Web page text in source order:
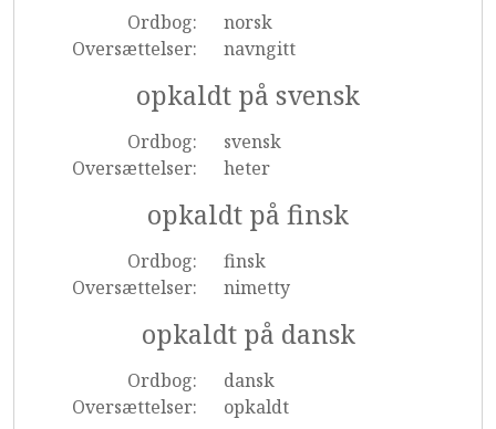
Ordbog:
norsk
Oversættelser:
navngitt
opkaldt på svensk
Ordbog:
svensk
Oversættelser:
heter
opkaldt på finsk
Ordbog:
finsk
Oversættelser:
nimetty
opkaldt på dansk
Ordbog:
dansk
Oversættelser:
opkaldt